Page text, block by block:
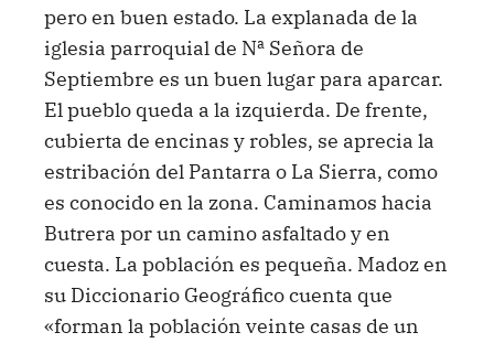
pero en buen estado. La explanada de la
iglesia parroquial de Nª Señora de
Septiembre es un buen lugar para aparcar.
El pueblo queda a la izquierda. De frente,
cubierta de encinas y robles, se aprecia la
estribación del Pantarra o La Sierra, como
es conocido en la zona. Caminamos hacia
Butrera por un camino asfaltado y en
cuesta. La población es pequeña. Madoz en
su Diccionario Geográfico cuenta que
«forman la población veinte casas de un